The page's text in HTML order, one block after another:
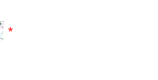
*